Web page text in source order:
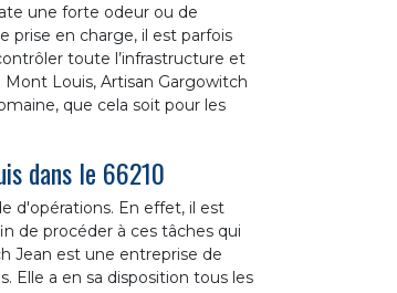
une forte odeur ou de
prise en charge, il est parfois
toute l’infrastructure et
Louis, Artisan Gargowitch
que cela soit pour les
dans le 66210
d'opérations. En effet, il est
de procéder à ces tâches qui
Jean est une entreprise de
Elle a en sa disposition tous les